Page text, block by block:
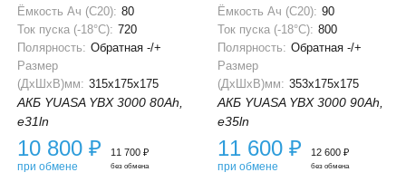
Ёмкость Ач (С20): 80
Ток пуска (-18°С): 720
Полярность: Обратная -/+
Размер
(ДхШхВ)мм: 315x175x175
АКБ YUASA YBX 3000 80Ah,
e31ln
10 800 ₽
при обмене
11 700 ₽
без обмена
Ёмкость Ач (С20): 90
Ток пуска (-18°С): 800
Полярность: Обратная -/+
Размер
(ДхШхВ)мм: 353x175x175
АКБ YUASA YBX 3000 90Ah,
e35ln
11 600 ₽
при обмене
12 600 ₽
без обмена